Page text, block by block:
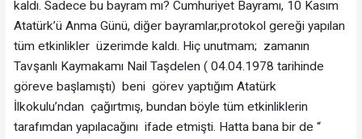
kaldı. Sadece bu bayram mı? Cumhuriyet Bayramı, 10 Kasım
Atatürk’ü Anma Günü, diğer bayramlar,protokol gereği yapılan
tüm etkinlikler üzerimde kaldı. Hiç unutmam; zamanın
Tavşanlı Kaymakamı Nail Taşdelen ( 04.04.1978 tarihinde
göreve başlamıştı) beni görev yaptığım Atatürk
İlkokulu’ndan çağırtmış, bundan böyle tüm etkinliklerin
tarafımdan yapılacağını ifade etmişti. Hatta bana bir de “